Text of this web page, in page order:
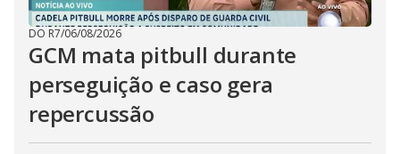
DO R7/06/08/2026
GCM mata pitbull durante
perseguição e caso gera
repercussão